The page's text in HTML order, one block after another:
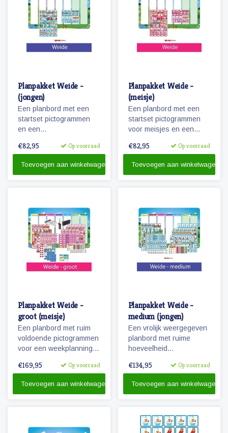
Planpakket Weide -
(jongen)
Een planbord met een
startset pictogrammen
en een
€82,95 Op voorraad
Toevoegen aan winkelwagen
Planpakket Weide -
(meisje)
Een planbord met een
startset pictogrammen
voor meisjes en een
€82,95 Op voorraad
Toevoegen aan winkelwagen
Planpakket Weide -
groot (meisje)
Een planbord met ruim
voldoende pictogrammen
voor een weekplanning
voor o.a. belonen, weer
een set stiften en
€169,95 Op voorraad
Toevoegen aan winkelwagen
Planpakket Weide -
medium (jongen)
Een vrolijk weergegeven
planbord met ruime
hoeveelheid
planplezier!
€134,95 Op voorraad
Toevoegen aan winkelwagen